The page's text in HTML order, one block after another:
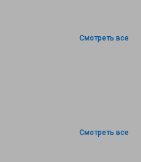
Смотреть все
Смотреть все